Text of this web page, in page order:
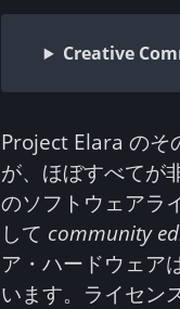
Creative
Project Elara のそ
が、ほぼすべてが
のソフトウェアラ
して community
ア・ハードウェア
います。ライセン